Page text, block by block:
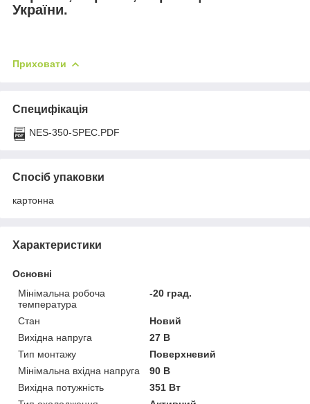
України.
Приховати
Специфікація
NES-350-SPEC.PDF
Спосіб упаковки
картонна
Характеристики
Основні
Мінімальна робоча
температура
-20 град.
Стан
Новий
Вихідна напруга
27 В
Тип монтажу
Поверхневий
Мінімальна вхідна напруга
90 В
Вихідна потужність
351 Вт